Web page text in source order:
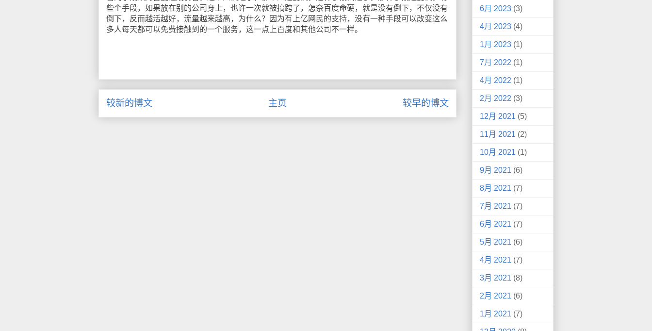
些个手段，如果放在别的公司身上，也许一次就被搞跨了，怎奈百度命硬，就是没有倒下，不仅没有
倒下，反而越活越好，流量越来越高，为什么？因为有上亿网民的支持，没有一种手段可以改变这么
多人每天都可以免费接触到的一个服务，这一点上百度和其他公司不一样。
较新的博文 较早的博文
主页
6月 2023 (3)
4月 2023 (4)
1月 2023 (1)
7月 2022 (1)
4月 2022 (1)
2月 2022 (3)
12月 2021 (5)
11月 2021 (2)
10月 2021 (1)
9月 2021 (6)
8月 2021 (7)
7月 2021 (7)
6月 2021 (7)
5月 2021 (6)
4月 2021 (7)
3月 2021 (8)
2月 2021 (6)
1月 2021 (7)